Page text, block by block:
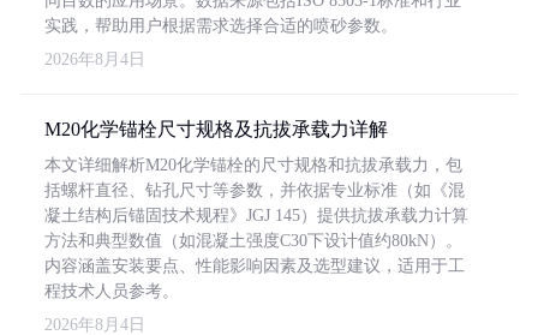
实践，帮助用户根据需求选择合适的喷砂参数。
2026年8月4日
M20化学锚栓尺寸规格及抗拔承载力详解
本文详细解析M20化学锚栓的尺寸规格和抗拔承载力，包
括螺杆直径、钻孔尺寸等参数，并依据专业标准（如《混
凝土结构后锚固技术规程》JGJ 145）提供抗拔承载力计算
方法和典型数值（如混凝土强度C30下设计值约80kN）。
内容涵盖安装要点、性能影响因素及选型建议，适用于工
程技术人员参考。
2026年8月4日